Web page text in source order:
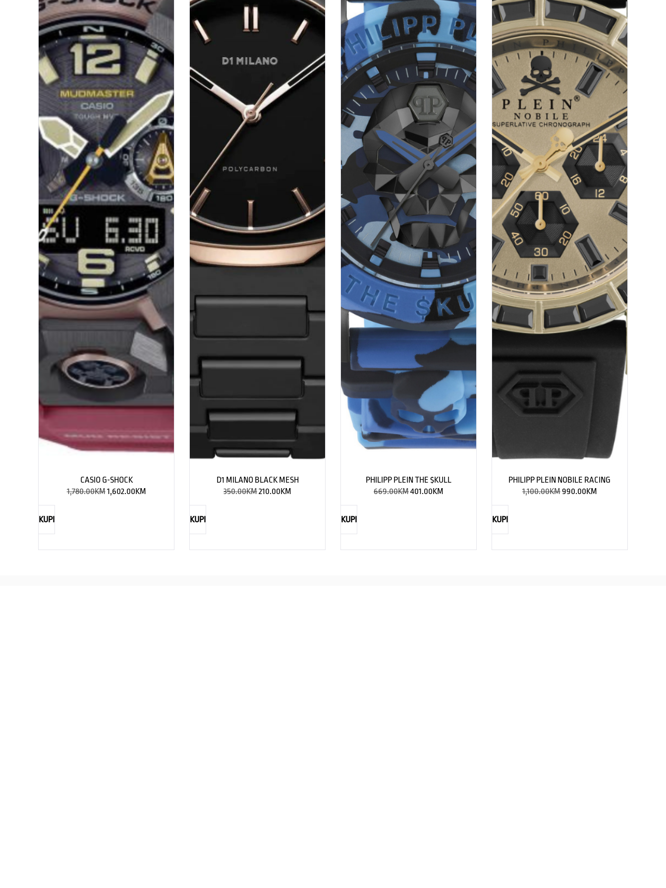
CASIO G-SHOCK
1,780.00KM1,602.00KM
KUPI
D1 MILANO BLACK MESH
350.00KM210.00KM
KUPI
PHILIPP PLEIN THE $KULL
669.00KM401.00KM
KUPI
PHILIPP PLEIN NOBILE RACING
1,100.00KM990.00KM
KUPI